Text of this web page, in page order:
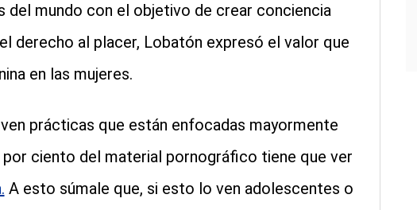
del mundo con el objetivo de crear conciencia
derecho al placer, Lobatón expresó el valor que
en las mujeres.
ven prácticas que están enfocadas mayormente
ciento del material pornográfico tiene que ver
A esto súmale que, si esto lo ven adolescentes o